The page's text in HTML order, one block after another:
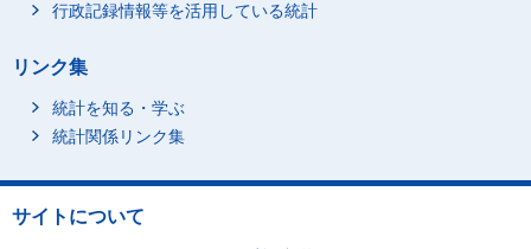
行政記録情報等を活用している統計
リンク集
統計を知る・学ぶ
統計関係リンク集
サイトについて